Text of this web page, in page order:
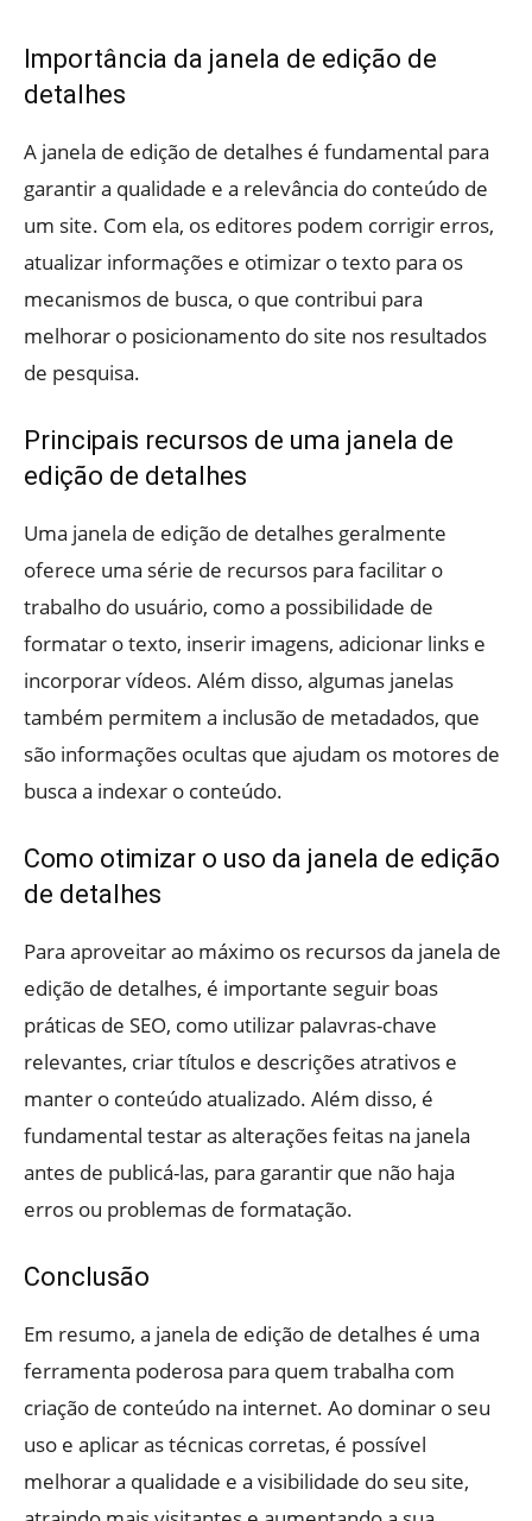
Importância da janela de edição de
detalhes
A janela de edição de detalhes é fundamental para
garantir a qualidade e a relevância do conteúdo de
um site. Com ela, os editores podem corrigir erros,
atualizar informações e otimizar o texto para os
mecanismos de busca, o que contribui para
melhorar o posicionamento do site nos resultados
de pesquisa.
Principais recursos de uma janela de
edição de detalhes
Uma janela de edição de detalhes geralmente
oferece uma série de recursos para facilitar o
trabalho do usuário, como a possibilidade de
formatar o texto, inserir imagens, adicionar links e
incorporar vídeos. Além disso, algumas janelas
também permitem a inclusão de metadados, que
são informações ocultas que ajudam os motores de
busca a indexar o conteúdo.
Como otimizar o uso da janela de edição
de detalhes
Para aproveitar ao máximo os recursos da janela de
edição de detalhes, é importante seguir boas
práticas de SEO, como utilizar palavras-chave
relevantes, criar títulos e descrições atrativos e
manter o conteúdo atualizado. Além disso, é
fundamental testar as alterações feitas na janela
antes de publicá-las, para garantir que não haja
erros ou problemas de formatação.
Conclusão
Em resumo, a janela de edição de detalhes é uma
ferramenta poderosa para quem trabalha com
criação de conteúdo na internet. Ao dominar o seu
uso e aplicar as técnicas corretas, é possível
melhorar a qualidade e a visibilidade do seu site,